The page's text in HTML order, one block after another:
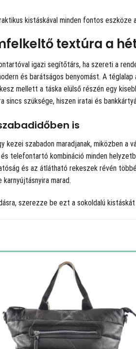
kistáskával minden fontos eszköze
textúra a
igazi segítőtárs, ha szereti a
és barátságos benyomást. A
mellett a táska elülső részén egy
szüksége, hiszen iratai és
is
szabadon maradjanak, miközben
telefontartó kombináció minden
és az átlátható rekeszek révén
marad.
szerezze be ezt a sokoldalú